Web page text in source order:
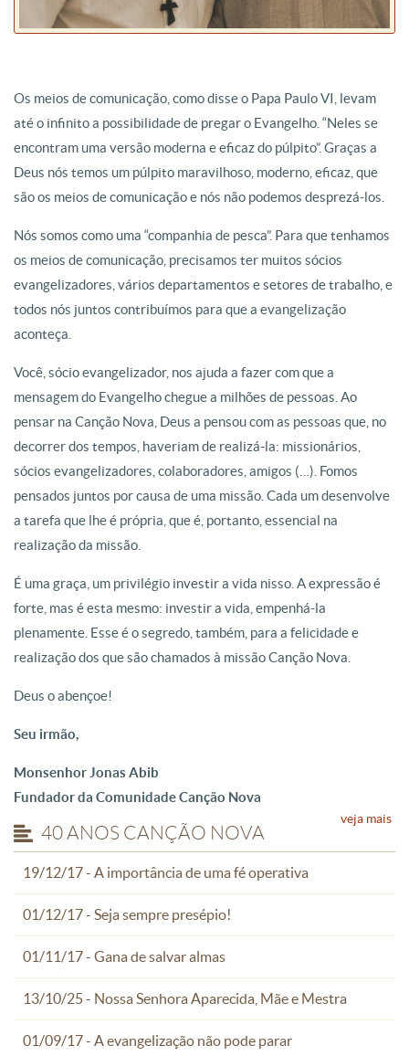
Os meios de comunicação, como disse o Papa Paulo VI, levam
até o infinito a possibilidade de pregar o Evangelho. “Neles se
encontram uma versão moderna e eficaz do púlpito”. Graças a
Deus nós temos um púlpito maravilhoso, moderno, eficaz, que
são os meios de comunicação e nós não podemos desprezá-los.
Nós somos como uma “companhia de pesca”. Para que tenhamos
os meios de comunicação, precisamos ter muitos sócios
evangelizadores, vários departamentos e setores de trabalho, e
todos nós juntos contribuímos para que a evangelização
aconteça.
Você, sócio evangelizador, nos ajuda a fazer com que a
mensagem do Evangelho chegue a milhões de pessoas. Ao
pensar na Canção Nova, Deus a pensou com as pessoas que, no
decorrer dos tempos, haveriam de realizá-la: missionários,
sócios evangelizadores, colaboradores, amigos (…). Fomos
pensados juntos por causa de uma missão. Cada um desenvolve
a tarefa que lhe é própria, que é, portanto, essencial na
realização da missão.
É uma graça, um privilégio investir a vida nisso. A expressão é
forte, mas é esta mesmo: investir a vida, empenhá-la
plenamente. Esse é o segredo, também, para a felicidade e
realização dos que são chamados à missão Canção Nova.
Deus o abençoe!
Seu irmão,
Monsenhor Jonas Abib
Fundador da Comunidade Canção Nova
40 ANOS CANÇÃO NOVA
19/12/17 - A importância de uma fé operativa
01/12/17 - Seja sempre presépio!
01/11/17 - Gana de salvar almas
13/10/25 - Nossa Senhora Aparecida, Mãe e Mestra
01/09/17 - A evangelização não pode parar
veja mais